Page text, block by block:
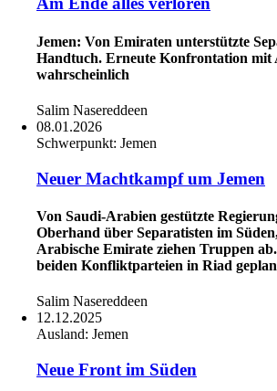
Jemen: Von Emiraten unterstützte
Handtuch. Erneute Konfrontation mit
wahrscheinlich
Salim Nasereddeen
08.01.2026
Schwerpunkt: Jemen
Neuer Machtkampf um Jemen
Von Saudi-Arabien gestützte
Oberhand über Separatisten im
Arabische Emirate ziehen Truppen
beiden Konfliktparteien in Riad
Salim Nasereddeen
12.12.2025
Ausland: Jemen
Neue Front im Süden